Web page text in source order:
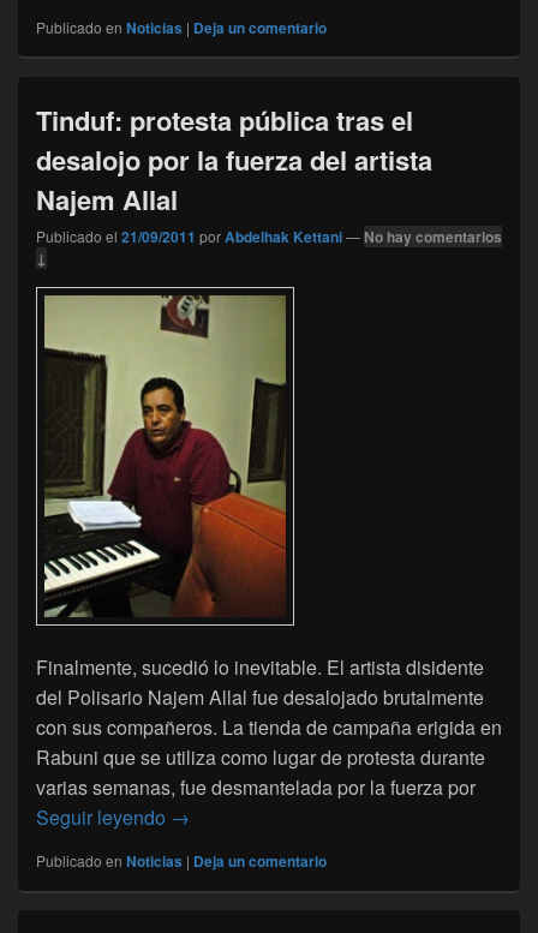
Publicado en Noticias | Deja un comentario
Tinduf: protesta pública tras el
desalojo por la fuerza del artista
Najem Allal
Publicado el 21/09/2011 porAbdelhak Kettani— No hay comentarios
↓
Finalmente, sucedió lo inevitable. El artista disidente
del Polisario Najem Allal fue desalojado brutalmente
con sus compañeros. La tienda de campaña erigida en
Rabuni que se utiliza como lugar de protesta durante
varias semanas, fue desmantelada por la fuerza por
Seguir leyendo Tinduf: protesta pública tras el desalojo
→
Publicado en Noticias | Deja un comentario